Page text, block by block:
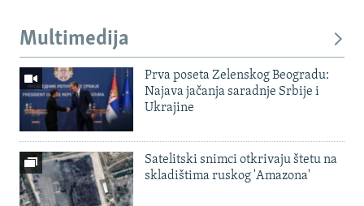
Multimedija
Prva poseta Zelenskog Beogradu:
Najava jačanja saradnje Srbije i
Ukrajine
Satelitski snimci otkrivaju štetu na
skladištima ruskog 'Amazona'